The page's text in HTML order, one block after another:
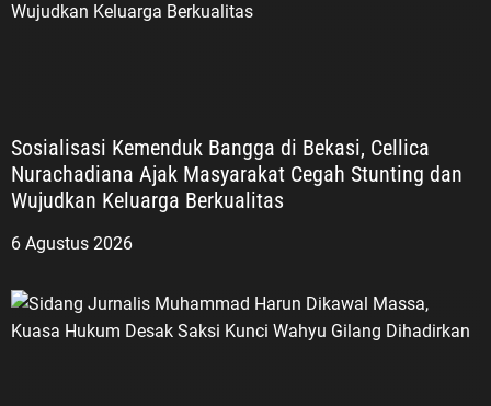
Sosialisasi Kemenduk Bangga di Bekasi, Cellica
Nurachadiana Ajak Masyarakat Cegah Stunting dan
Wujudkan Keluarga Berkualitas
6 Agustus 2026